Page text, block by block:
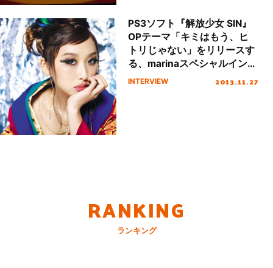
PS3ソフト『解放少女 SIN』
OPテーマ「キミはもう、ヒ
トリじゃない」をリリースす
る、marinaスペシャルインタ
ビュー！
INTERVIEW 2013.11.27
RANKING
ランキング